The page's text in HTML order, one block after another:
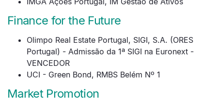
Finance for the Future
Olimpo Real Estate Portugal, SIGI, S.A. (ORES
Portugal) - Admissão da 1ª SIGI na Euronext -
VENCEDOR
UCI - Green Bond, RMBS Belém Nº 1
Market Promotion